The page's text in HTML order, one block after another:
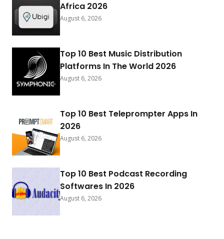
Africa 2026
August 6, 2026
Top 10 Best Music Distribution
Platforms In The World 2026
August 6, 2026
Top 10 Best Teleprompter Apps In
2026
August 6, 2026
Top 10 Best Podcast Recording
Softwares In 2026
August 6, 2026